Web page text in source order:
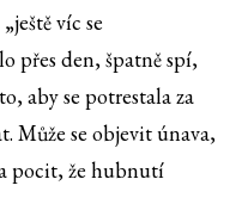
víc se
přes den, špatně spí,
aby se potrestala za
Může se objevit únava,
pocit, že hubnutí